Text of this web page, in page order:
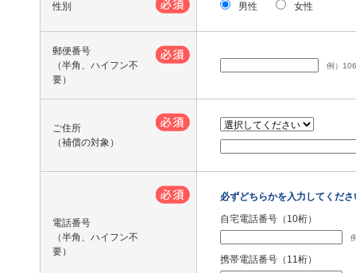
性別 男性 女性
郵便番号
（半角、ハイフン不
要）
例）
ご住所
（補償の対象）
電話番号
（半角、ハイフン不
要）
必ずどちらかを入力してくださ
自宅電話番号（10桁）
携帯電話番号（11桁）